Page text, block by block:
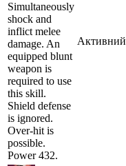
Simultaneously
shock and
inflict melee
damage. An
equipped blunt
weapon is
required to use
this skill.
Shield defense
is ignored.
Over-hit is
possible.
Power 432.
Активний